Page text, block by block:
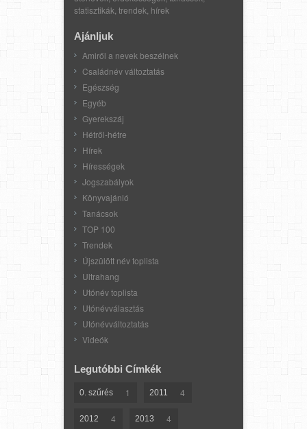
statisztikák, trendek, hírek
Ajánljuk
Amiről a nevek beszélnek
Családnév változtatás
Egészség
Egyéb
Gyerekszáj
Hétről-hétre
Hírek
Hírességek
Jogszabályok
Könyvajánló
Tanácsok
TOP 100
Trendek
Újszülött név toplista
Ultrahang
Utónév toplista
Utónévválasztás
Utónévváltoztatás
Videók
Legutóbbi Címkék
0. szűrés 1 2011 4
2012 4 2013 4